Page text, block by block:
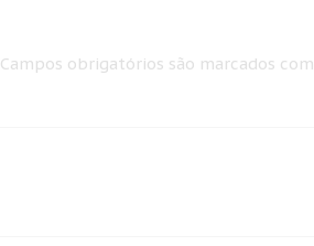
Campos obrigatórios são marcados com